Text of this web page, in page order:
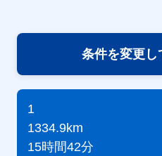
条件を変更し
1
1334.9km
15時間42分